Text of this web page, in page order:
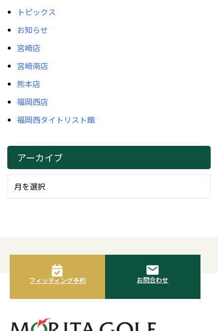
トピックス
お知らせ
宮崎店
宮崎南店
熊本店
福岡西店
福岡西タイトリスト館
アーカイブ
フィッティング予約 お問合わせ